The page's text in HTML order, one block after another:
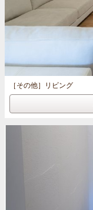
［その他］ リビング